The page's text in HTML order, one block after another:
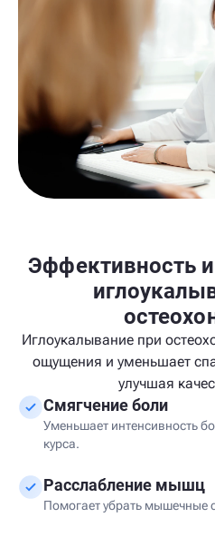
Эффективность
Иглоукалывание при
ощущения и уменьшает
улучшая
Смягчение боли
Уменьшает интенсивность
курса.
Расслабление мышц
Помогает убрать мышечные